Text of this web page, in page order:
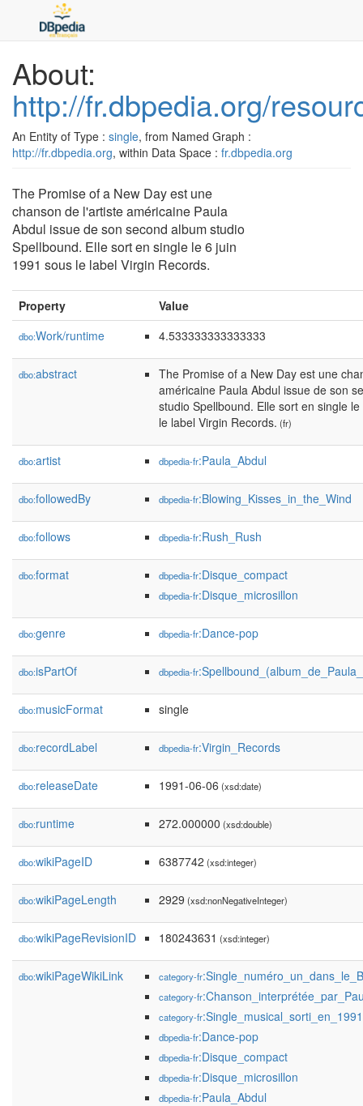
About:
http://fr.dbpedia.org/
An Entity of Type : single, from Named Graph :
http://fr.dbpedia.org, within Data Space : fr.dbpedia.org
The Promise of a New Day est une
chanson de l'artiste américaine Paula
Abdul issue de son second album studio
Spellbound. Elle sort en single le 6 juin
1991 sous le label Virgin Records.
Property Value
dbo:Work/runtime 4.533333333333333
dbo:abstract
The Promise of a New Day est une
américaine Paula Abdul issue de son
studio Spellbound. Elle sort en single
le label Virgin Records. (fr)
dbo:artist dbpedia-fr:Paula_Abdul
dbo:followedBy dbpedia-fr:Blowing_Kisses_in_the_Wind
dbo:follows dbpedia-fr:Rush_Rush
dbo:format dbpedia-fr:Disque_compact
dbpedia-fr:Disque_microsillon
dbo:genre dbpedia-fr:Dance-pop
dbo:isPartOf dbpedia-fr
dbo:musicFormat single
dbo:recordLabel dbpedia-fr:Virgin_Records
dbo:releaseDate 1991-06-06 (xsd:date)
dbo:runtime 272.000000 (xsd:double)
dbo:wikiPageID 6387742 (xsd:integer)
dbo:wikiPageLength 2929 (xsd:nonNegativeInteger)
dbo:wikiPageRevisionID 180243631 (xsd:integer)
dbo:wikiPageWikiLink category-fr
category-fr
category-fr:Single_musical_sorti_en_1991
dbpedia-fr:Dance-pop
dbpedia-fr:Disque_compact
dbpedia-fr:Disque_microsillon
dbpedia-fr:Paula_Abdul